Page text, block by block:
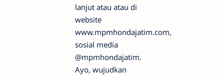
lanjut atau atau di
website
www.mpmhondajatim.com,
sosial media
@mpmhondajatim.
Ayo, wujudkan